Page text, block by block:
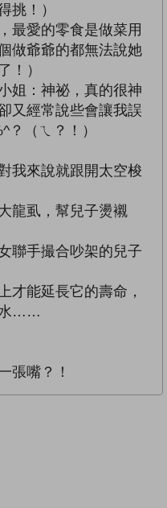
挑！）
愛的零食是做菜用
做爺爺的都無法說她
！）
：神祕，真的很神
又經常說些會讓我誤
（ㄟ？！）
來說就跟開太空梭
虱，幫兒子燙襯
手撮合吵架的兒子
能延長它的壽命，
水……
嘴？！